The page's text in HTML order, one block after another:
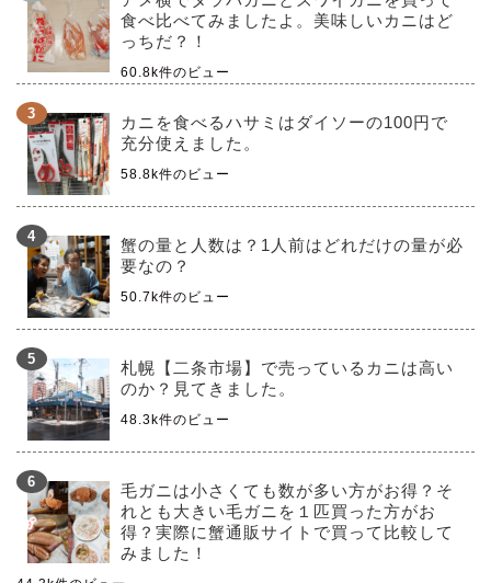
食べ比べてみましたよ。美味しいカニはど
っちだ？！
60.8k件のビュー
カニを食べるハサミはダイソーの100円で
充分使えました。
58.8k件のビュー
蟹の量と人数は？1人前はどれだけの量が必
要なの？
50.7k件のビュー
札幌【二条市場】で売っているカニは高い
のか？見てきました。
48.3k件のビュー
毛ガニは小さくても数が多い方がお得？そ
れとも大きい毛ガニを１匹買った方がお
得？実際に蟹通販サイトで買って比較して
みました！